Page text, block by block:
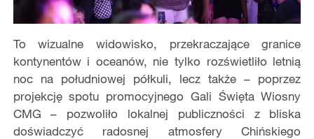
To wizualne widowisko, przekraczające granice
kontynentów i oceanów, nie tylko rozświetliło letnią
noc na południowej półkuli, lecz także – poprzez
projekcję spotu promocyjnego Gali Święta Wiosny
CMG – pozwoliło lokalnej publiczności z bliska
doświadczyć radosnej atmosfery Chińskiego